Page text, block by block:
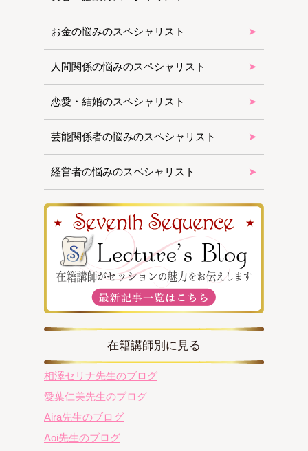
お金の悩みのスペシャリスト
人間関係の悩みのスペシャリスト
恋愛・結婚のスペシャリスト
芸能関係者の悩みのスペシャリスト
経営者の悩みのスペシャリスト
在籍講師別に見る
相澤セリナ先生のブログ
愛葉仁美先生のブログ
Aira先生のブログ
Aoi先生のブログ